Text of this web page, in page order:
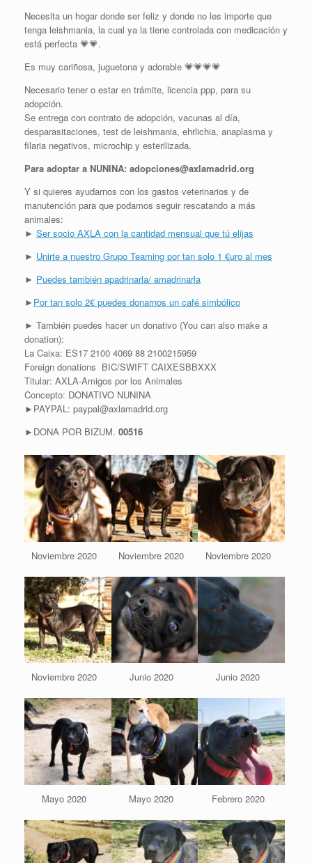
Necesita un hogar donde ser feliz y donde no les importe que
tenga leishmania, la cual ya la tiene controlada con medicación y
está perfecta 💗💗.
Es muy cariñosa, juguetona y adorable 💗💗💗💗
Necesario tener o estar en trámite, licencia ppp, para su
adopción.
Se entrega con contrato de adopción, vacunas al día,
desparasitaciones, test de leishmania, ehrlichia, anaplasma y
filaria negativos, microchip y esterilizada.
Para adoptar a NUNINA: adopciones@axlamadrid.org
Y si quieres ayudarnos con los gastos veterinarios y de
manutención para que podamos seguir rescatando a más
animales:
► Ser socio AXLA con la cantidad mensual que tú elijas
► Unirte a nuestro Grupo Teaming por tan solo 1 €uro al mes
► Puedes también apadrinarla/ amadrinarla
► Por tan solo 2€ puedes donarnos un café simbólico
► También puedes hacer un donativo (You can also make a
donation):
La Caixa: ES17 2100 4069 88 2100215959
Foreign donations BIC/SWIFT CAIXESBBXXX
Titular: AXLA-Amigos por los Animales
Concepto: DONATIVO NUNINA
►PAYPAL: paypal@axlamadrid.org
►DONA POR BIZUM. 00516
Noviembre 2020 Noviembre 2020 Noviembre 2020
Noviembre 2020 Junio 2020 Junio 2020
Mayo 2020 Mayo 2020 Febrero 2020